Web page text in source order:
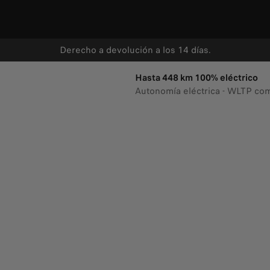
Derecho a devolución a los 14 días.
Hasta 448 km 100% eléctrico
Autonomía eléctrica - WLTP